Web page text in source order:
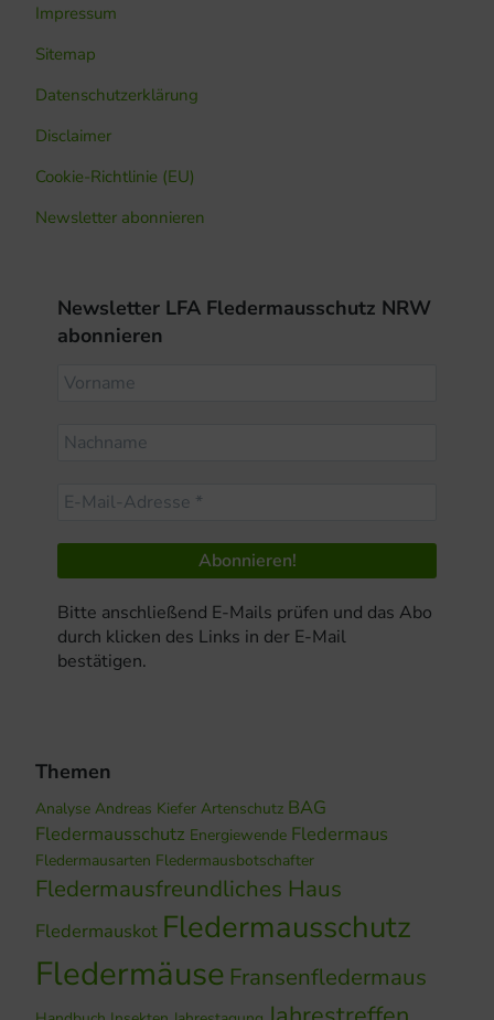
Impressum
Sitemap
Datenschutzerklärung
Disclaimer
Cookie-Richtlinie (EU)
Newsletter abonnieren
Newsletter LFA Fledermausschutz NRW
abonnieren
Bitte anschließend E-Mails prüfen und das Abo
durch klicken des Links in der E-Mail
bestätigen.
Themen
Analyse Andreas Kiefer Artenschutz BAG
Fledermausschutz Energiewende Fledermaus
Fledermausarten Fledermausbotschafter
Fledermausfreundliches Haus
Fledermauskot Fledermausschutz
Fledermäuse Fransenfledermaus